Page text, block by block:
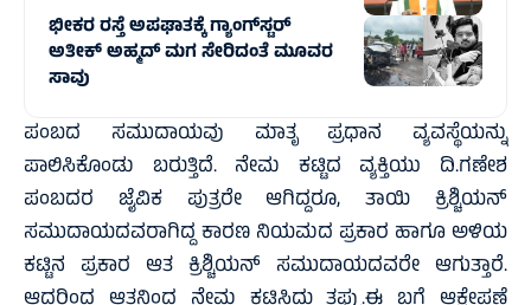
ಭೀಕರ ರಸ್ತೆ ಅಪಘಾತಕ್ಕೆ ಗ್ಯಾಂಗ್‌ಸ್ಟರ್
ಅತೀಕ್ ಅಹ್ಮದ್ ಮಗ ಸೇರಿದಂತೆ ಮೂವರ
ಸಾವು
ಪಂಬದ ಸಮುದಾಯವು ಮಾತೃ ಪ್ರಧಾನ ವ್ಯವಸ್ಥೆಯನ್ನು
ಪಾಲಿಸಿಕೊಂಡು ಬರುತ್ತಿದೆ. ನೇಮ ಕಟ್ಟಿದ ವ್ಯಕ್ತಿಯು ದಿ.ಗಣೇಶ
ಪಂಬದರ ಜೈವಿಕ ಪುತ್ರರೇ ಆಗಿದ್ದರೂ, ತಾಯಿ ಕ್ರಿಶ್ಚಿಯನ್
ಸಮುದಾಯದವರಾಗಿದ್ದ ಕಾರಣ ನಿಯಮದ ಪ್ರಕಾರ ಹಾಗೂ ಅಳಿಯ
ಕಟ್ಟಿನ ಪ್ರಕಾರ ಆತ ಕ್ರಿಶ್ಚಿಯನ್ ಸಮುದಾಯದವರೇ ಆಗುತ್ತಾರೆ.